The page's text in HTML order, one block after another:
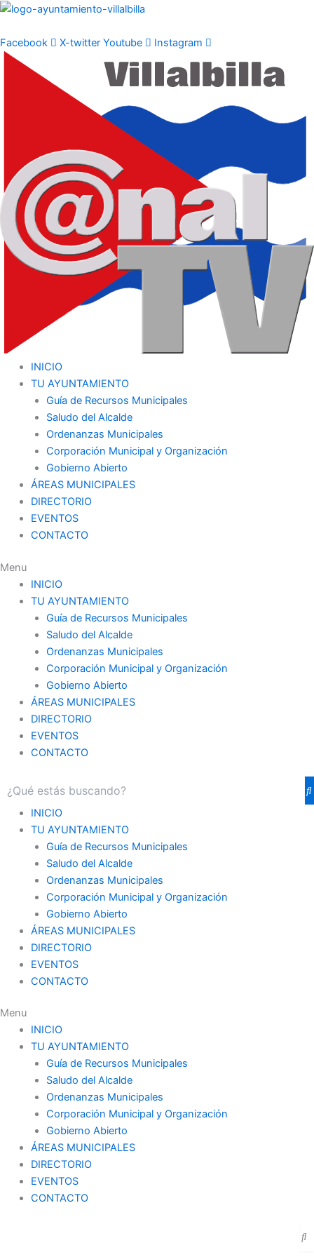
Ir
contenido
Facebook X-twitter Youtube Instagram
INICIO
TU AYUNTAMIENTO
Guía de Recursos Municipales
Saludo del Alcalde
Ordenanzas Municipales
Corporación Municipal y Organización
Gobierno Abierto
ÁREAS MUNICIPALES
DIRECTORIO
EVENTOS
CONTACTO
Menu
INICIO
TU AYUNTAMIENTO
Guía de Recursos Municipales
Saludo del Alcalde
Ordenanzas Municipales
Corporación Municipal y Organización
Gobierno Abierto
ÁREAS MUNICIPALES
DIRECTORIO
EVENTOS
CONTACTO
INICIO
TU AYUNTAMIENTO
Guía de Recursos Municipales
Saludo del Alcalde
Ordenanzas Municipales
Corporación Municipal y Organización
Gobierno Abierto
ÁREAS MUNICIPALES
DIRECTORIO
EVENTOS
CONTACTO
Menu
INICIO
TU AYUNTAMIENTO
Guía de Recursos Municipales
Saludo del Alcalde
Ordenanzas Municipales
Corporación Municipal y Organización
Gobierno Abierto
ÁREAS MUNICIPALES
DIRECTORIO
EVENTOS
CONTACTO